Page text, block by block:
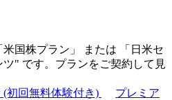
米国株プラン 」 または 「 日米セ
ツ" です。プランをご契約して見
(初回無料体験付き)
プレミア